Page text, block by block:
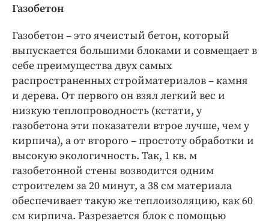
Газобетон
Газобетон – это ячеистый бетон, который
выпускается большими блоками и совмещает в
себе преимущества двух самых
распространенных стройматериалов – камня
и дерева. От первого он взял легкий вес и
низкую теплопроводность (кстати, у
газобетона эти показатели втрое лучше, чем у
кирпича), а от второго – простоту обработки и
высокую экологичность. Так, 1 кв. м
газобетонной стены возводится одним
строителем за 20 минут, а 38 см материала
обеспечивает такую же теплоизоляцию, как 60
см кирпича. Разрезается блок с помощью